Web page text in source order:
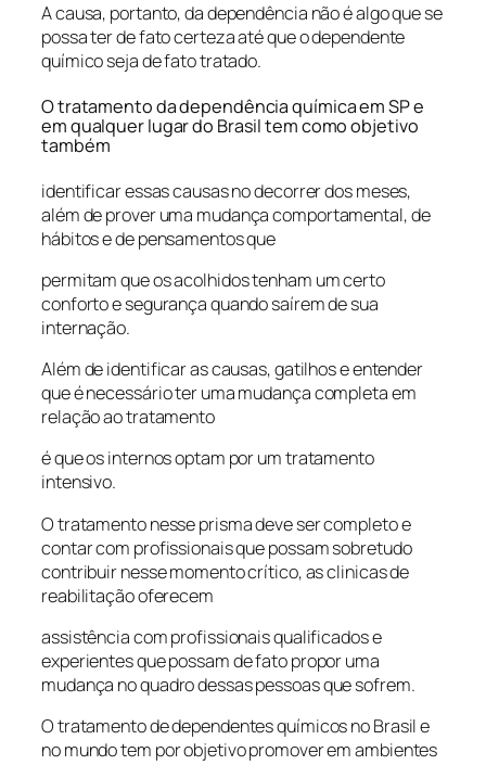
A causa, portanto, da dependência não é algo que se
possa ter de fato certeza até que o dependente
químico seja de fato tratado.
O tratamento da dependência química em SP e
em qualquer lugar do Brasil tem como objetivo
também
identificar essas causas no decorrer dos meses,
além de prover uma mudança comportamental, de
hábitos e de pensamentos que
permitam que os acolhidos tenham um certo
conforto e segurança quando saírem de sua
internação.
Além de identificar as causas, gatilhos e entender
que é necessário ter uma mudança completa em
relação ao tratamento
é que os internos optam por um tratamento
intensivo.
O tratamento nesse prisma deve ser completo e
contar com profissionais que possam sobretudo
contribuir nesse momento crítico, as clinicas de
reabilitação oferecem
assistência com profissionais qualificados e
experientes que possam de fato propor uma
mudança no quadro dessas pessoas que sofrem.
O tratamento de dependentes químicos no Brasil e
no mundo tem por objetivo promover em ambientes